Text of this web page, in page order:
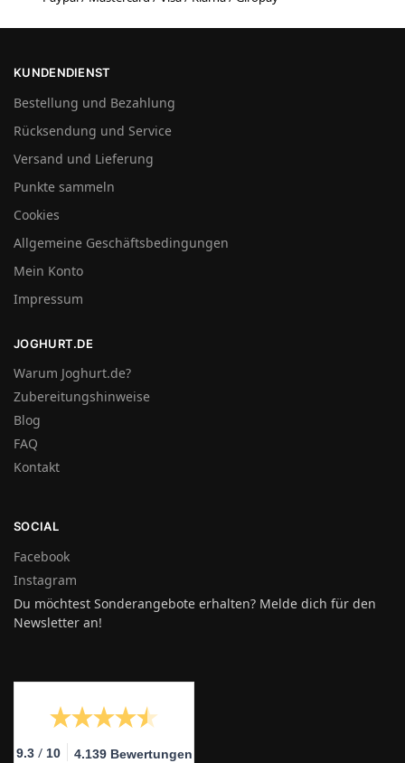
KUNDENDIENST
Bestellung und Bezahlung
Rücksendung und Service
Versand und Lieferung
Punkte sammeln
Cookies
Allgemeine Geschäftsbedingungen
Mein Konto
Impressum
JOGHURT.DE
Warum Joghurt.de?
Zubereitungshinweise
Blog
FAQ
Kontakt
SOCIAL
Facebook
Instagram
Du möchtest Sonderangebote erhalten? Melde dich für den
Newsletter an!
9.3 / 10 4.139 Bewertungen